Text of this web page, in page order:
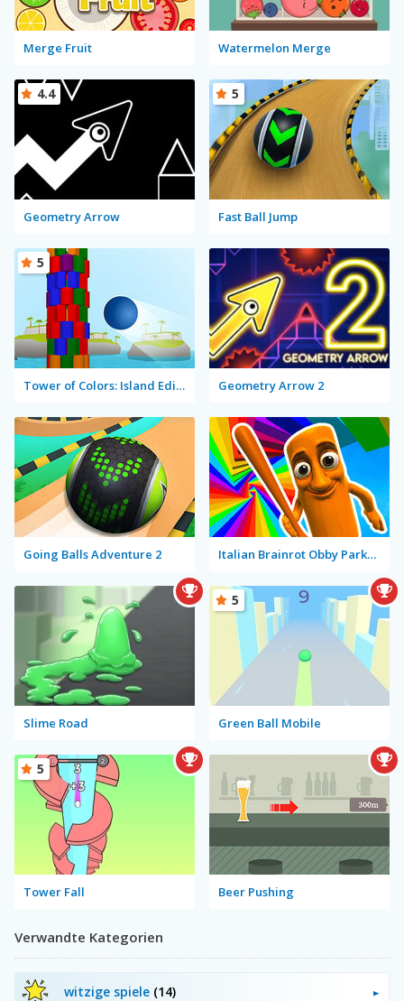
Merge Fruit Watermelon Merge
Geometry Arrow
4.4
Fast Ball Jump
5
Tower of Colors: Island Edition
5
Geometry Arrow 2
Going Balls Adventure 2 Italian Brainrot Obby Parkour
Slime Road Green Ball Mobile
5
Tower Fall
5
Beer Pushing
Verwandte Kategorien
witzige spiele (14)